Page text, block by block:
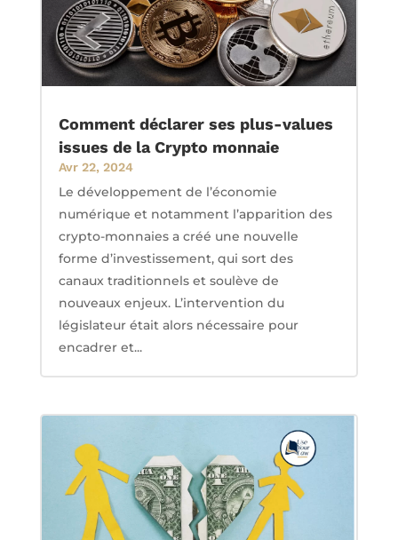
Comment déclarer ses plus-values
issues de la Crypto monnaie
Avr 22, 2024
Le développement de l’économie
numérique et notamment l’apparition des
crypto-monnaies a créé une nouvelle
forme d’investissement, qui sort des
canaux traditionnels et soulève de
nouveaux enjeux. L’intervention du
législateur était alors nécessaire pour
encadrer et...